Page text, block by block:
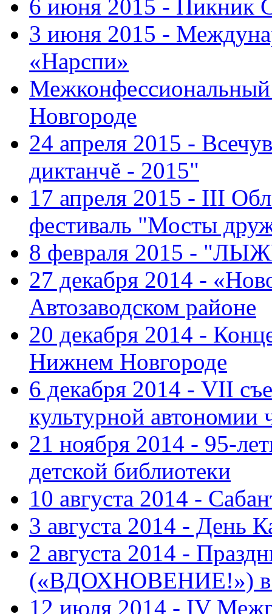
6 июня 2015 - Пикник
3 июня 2015 -
«Нарспи»
Новгороде
24 апреля 2015 -
диктанчĕ - 2015"
17 апреля 2015 - III
фестиваль "Мосты
8 февраля 2015 -
27 декабря 2014 -
Автозаводском районе
20 декабря 2014 -
Нижнем Новгороде
6 декабря 2014 - VII
культурной автономии
21 ноября 2014 - 95-
детской библиотеки
10 августа 2014 -
3 августа 2014 - День
2 августа 2014 -
(«ВДОХНОВЕНИЕ!») в
12 июля 2014 - IV